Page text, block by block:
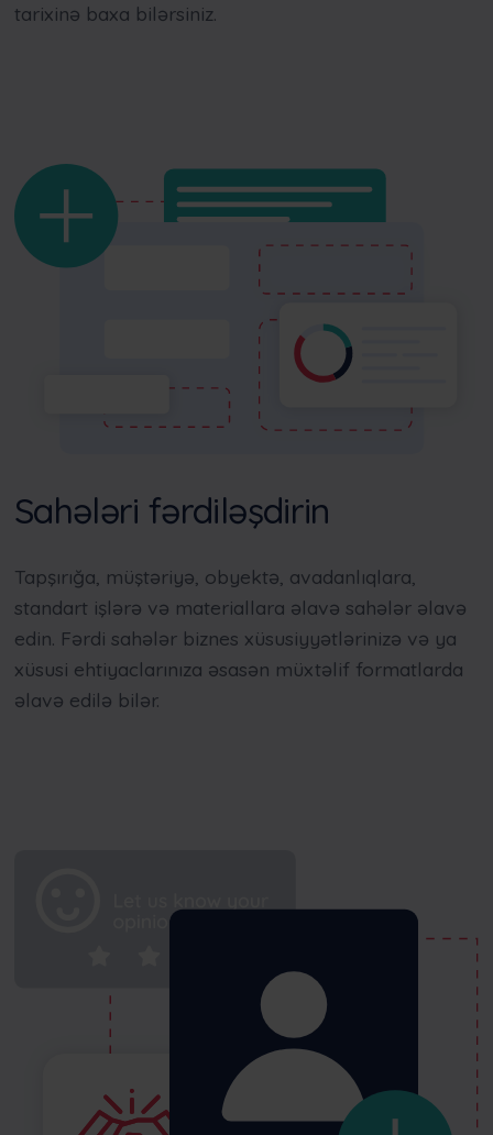
tarixinə baxa bilərsiniz.
Sahələri fərdiləşdirin
Tapşırığa, müştəriyə, obyektə, avadanlıqlara,
standart işlərə və materiallara əlavə sahələr əlavə
edin. Fərdi sahələr biznes xüsusiyyətlərinizə və ya
xüsusi ehtiyaclarınıza əsasən müxtəlif formatlarda
əlavə edilə bilər.